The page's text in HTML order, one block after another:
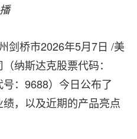
播
剑桥市2026年5月7日 /美
纳斯达克股票代码：
：9688）今日公布了
，以及近期的产品亮点